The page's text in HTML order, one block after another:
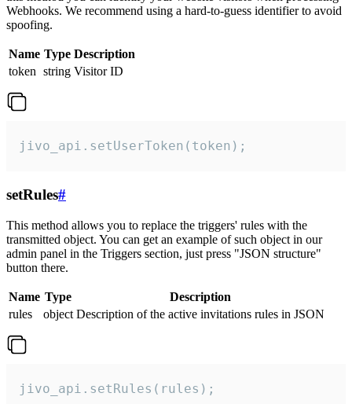
Webhooks. We recommend using a hard-to-guess identifier to avoid
spoofing.
Name Type Description
token string Visitor ID
jivo_api.setUserToken(token);
setRules#
This method allows you to replace the triggers' rules with the
transmitted object. You can get an example of such object in our
admin panel in the Triggers section, just press "JSON structure"
button there.
Name Type
Description
rules
object Description of the active invitations rules in JSON
jivo_api.setRules(rules);